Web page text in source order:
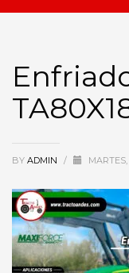
BY ADMIN /